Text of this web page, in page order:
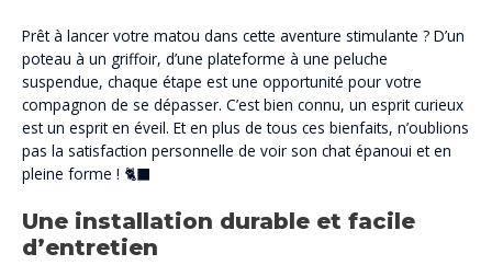
Prêt à lancer votre matou dans cette aventure stimulante ? D’un
poteau à un griffoir, d’une plateforme à une peluche
suspendue, chaque étape est une opportunité pour votre
compagnon de se dépasser. C’est bien connu, un esprit curieux
est un esprit en éveil. Et en plus de tous ces bienfaits, n’oublions
pas la satisfaction personnelle de voir son chat épanoui et en
pleine forme ! 🐈‍⬛
Une installation durable et facile
d’entretien